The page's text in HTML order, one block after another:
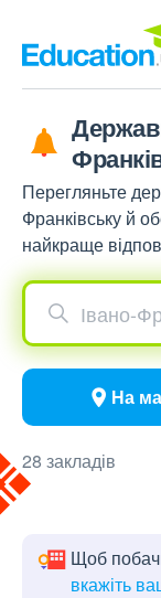
Перегляньте
Франківську й
найкраще
Івано-
На
28 закладів
Щоб
вкажіть